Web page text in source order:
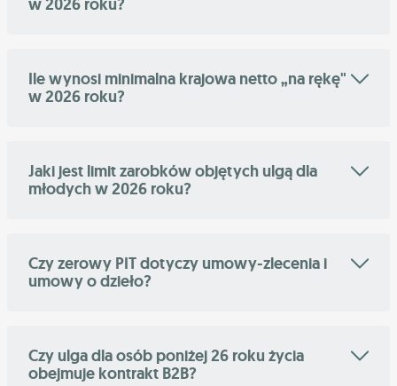
w 2026 roku?
Ile wynosi minimalna krajowa netto „na rękę"
w 2026 roku?
Jaki jest limit zarobków objętych ulgą dla
młodych w 2026 roku?
Czy zerowy PIT dotyczy umowy-zlecenia i
umowy o dzieło?
Czy ulga dla osób poniżej 26 roku życia
obejmuje kontrakt B2B?